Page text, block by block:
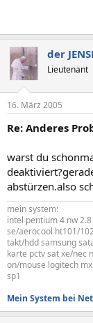
der
Lieutenant
16. März 2005
Re: Anderes
warst du
abstürzen.also
mein system:
intel pentium 4 nw
se/aerocool ht101/
takt/hdd samsung
karte pctv sat xe/nec
on/mouse logitech
sp1
Mein System bei